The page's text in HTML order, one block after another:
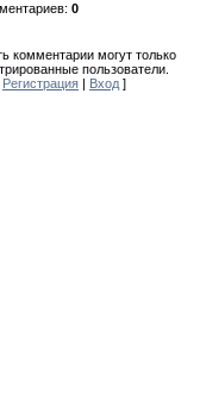
:0
комментарии могут только
пользователи.
Регистрация| Вход]